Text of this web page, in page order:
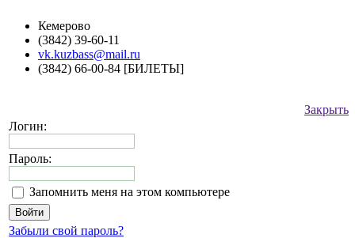
Кемерово
(3842) 39-60-11
vk.kuzbass@mail.ru
(3842) 66-00-84 [БИЛЕТЫ]
Закрыть
Логин:
Пароль:
Запомнить меня на этом компьютере
Забыли свой пароль?